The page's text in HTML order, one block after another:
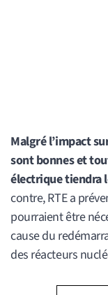
Malgré l’impact
sont bonnes et
électrique tiendra
contre, RTE a
pourraient être
cause du
des réacteurs